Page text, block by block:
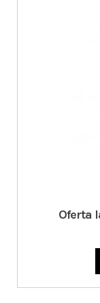
Oferta